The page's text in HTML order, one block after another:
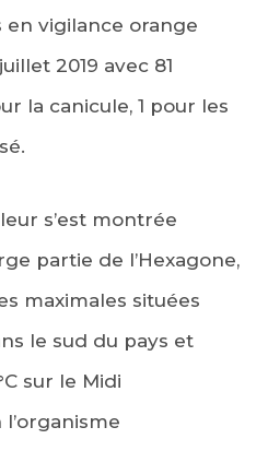
vigilance orange
2019 avec 81
la canicule, 1 pour les
s’est montrée
partie de l’Hexagone,
maximales situées
le sud du pays et
sur le Midi